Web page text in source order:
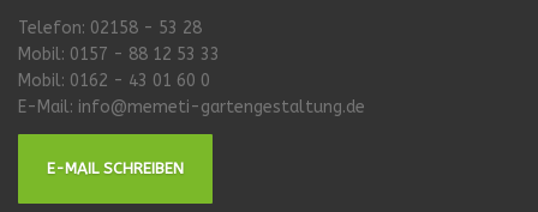
Telefon: 02158 - 53 28
Mobil: 0157 - 88 12 53 33
Mobil: 0162 - 43 01 60 0
E-Mail: info@memeti-gartengestaltung.de
E-MAIL SCHREIBEN